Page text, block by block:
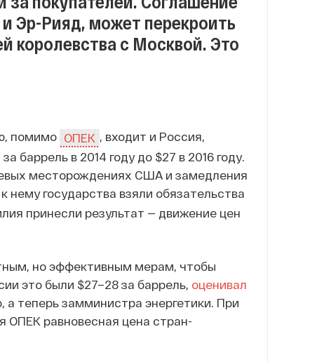
Эр-Рияд, может перекроить
королевства с Москвой. Это
помимо ОПЕК , входит и Россия,
баррель в 2014 году до $27 в 2016 году.
месторождениях США и замедления
к нему государства взяли обязательства
принесли результат — движение цен
но эффективным мерам, чтобы
это были $27–28 за баррель, оценивал
теперь замминистра энергетики. При
ОПЕК равновесная цена стран-